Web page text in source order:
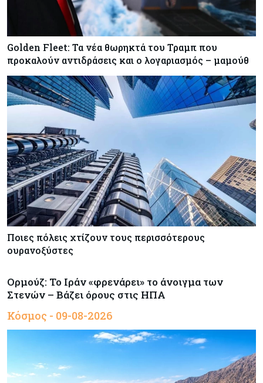
Golden Fleet: Τα νέα θωρηκτά του Τραμπ που
προκαλούν αντιδράσεις και ο λογαριασμός – μαμούθ
Ποιες πόλεις χτίζουν τους περισσότερους
ουρανοξύστες
Ορμούζ: Το Ιράν «φρενάρει» το άνοιγμα των
Στενών – Βάζει όρους στις ΗΠΑ
Κόσμος - 09-08-2026